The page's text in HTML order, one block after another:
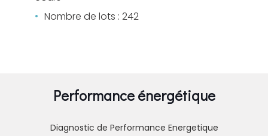
Nombre de lots : 242
Performance énergétique
Diagnostic de Performance Energetique